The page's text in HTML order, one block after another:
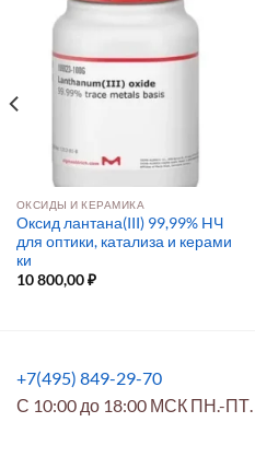
ОКСИДЫ И КЕРАМИКА
Оксид лантана(III) 99,99% HЧ
для оптики, катализа и керами
ки
10 800,00₽
+7(495) 849-29-70
С 10:00 до 18:00 МСК ПН.-ПТ.